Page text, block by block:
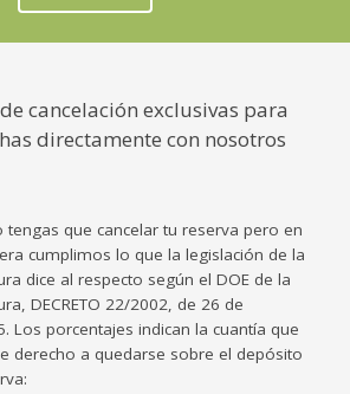
cancelación exclusivas para
directamente con nosotros
tengas que cancelar tu reserva pero en
cumplimos lo que la legislación de la
dice al respecto según el DOE de la
DECRETO 22/2002, de 26 de
Los porcentajes indican la cuantía que
derecho a quedarse sobre el depósito